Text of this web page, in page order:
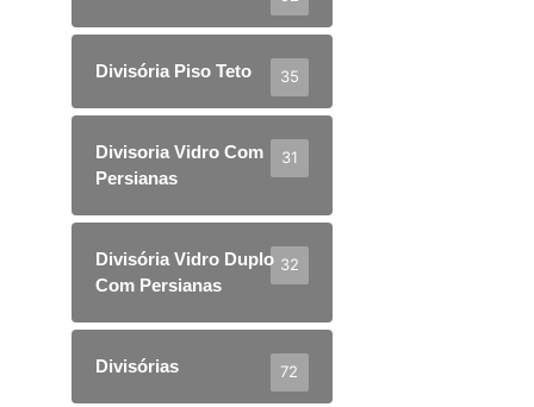
Divisória Piso Teto 35
Divisoria Vidro Com
Persianas
31
Divisória Vidro Duplo
Com Persianas
32
Divisórias 72